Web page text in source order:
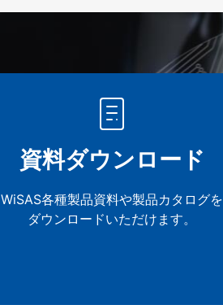
資料ダウンロード
WiSAS各種製品資料や製品カタログを
ダウンロードいただけます。